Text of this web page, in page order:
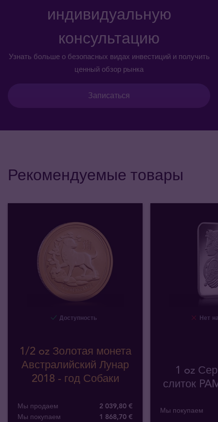
индивидуальную
консультацию
Узнать больше о безопасных видах инвестиций и получить
ценный обзор рынка
Записаться
Рекомендуемые товары
Доступность
1/2 oz Золотая монета
Австралийский Лунар
2018 - год Собаки
Мы продаем
2 039,80 €
Мы покупаем
1 868,70 €
Нет
1 oz
слиток
Мы покупаем